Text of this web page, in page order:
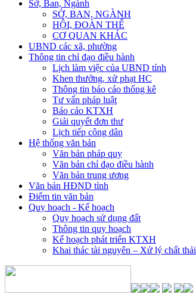
Sở, Ban, Ngành
SỞ, BAN, NGÀNH
HỘI, ĐOÀN THỂ
CƠ QUAN KHÁC
UBND các xã, phường
Thông tin chỉ đạo điều hành
Lịch làm việc của UBND tỉnh
Khen thưởng, xử phạt HC
Thông tin báo cáo thống kê
Tư vấn pháp luật
Báo cáo KTXH
Giải quyết đơn thư
Lịch tiếp công dân
Hệ thống văn bản
Văn bản pháp quy
Văn bản chỉ đạo điều hành
Văn bản trung ương
Văn bản HĐND tỉnh
Điểm tin văn bản
Quy hoạch - Kế hoạch
Quy hoạch sử dụng đất
Thông tin quy hoạch
Kế hoạch phát triển KTXH
Khai thác tài nguyên – Xử lý chất thải